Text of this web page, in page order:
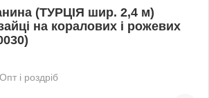
(ТУРЦІЯ шир. 2,4 м)
на коралових і рожевих
Опт і роздріб